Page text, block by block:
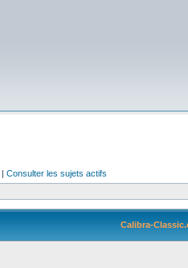
| Consulter les sujets actifs
Calibra-